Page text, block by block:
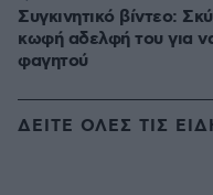
Συγκινητικό βίντεο:
κωφή αδελφή του για
φαγητού
ΔΕΙΤΕ ΟΛΕΣ ΤΙΣ